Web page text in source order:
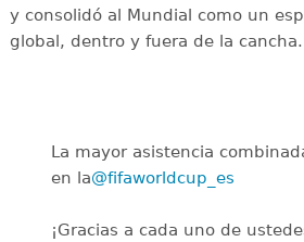
y consolidó al Mundial como un
global, dentro y fuera de la cancha.
La mayor asistencia
en la@fifaworldcup_es
¡Gracias a cada uno de